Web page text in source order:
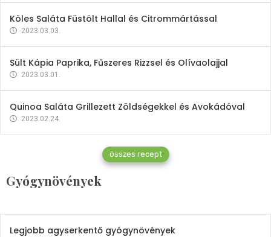
Köles Saláta Füstölt Hallal és Citrommártással
2023.03.03.
Sült Kápia Paprika, Fűszeres Rizzsel és Olívaolajjal
2023.03.01.
Quinoa Saláta Grillezett Zöldségekkel és Avokádóval
2023.02.24.
összes recept
Gyógynövények
Gyógynövények
Mindent a petrezselyemről
2023.12.21.
Legjobb agyserkentő gyógynövények